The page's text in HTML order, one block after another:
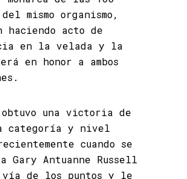
mismo organismo,
haciendo acto de
en la velada y la
en honor a ambos
una victoria de
categoría y nivel
cuando se
a Gary Antuanne Russell
de los puntos y le